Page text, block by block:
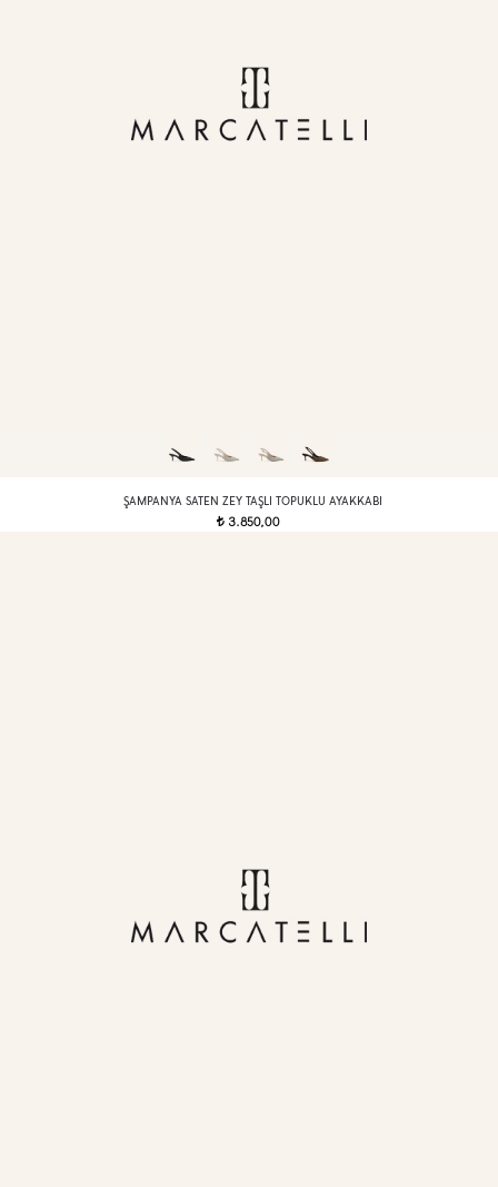
ŞAMPANYA SATEN ZEY TAŞLI TOPUKLU AYAKKABI
t3.850,00